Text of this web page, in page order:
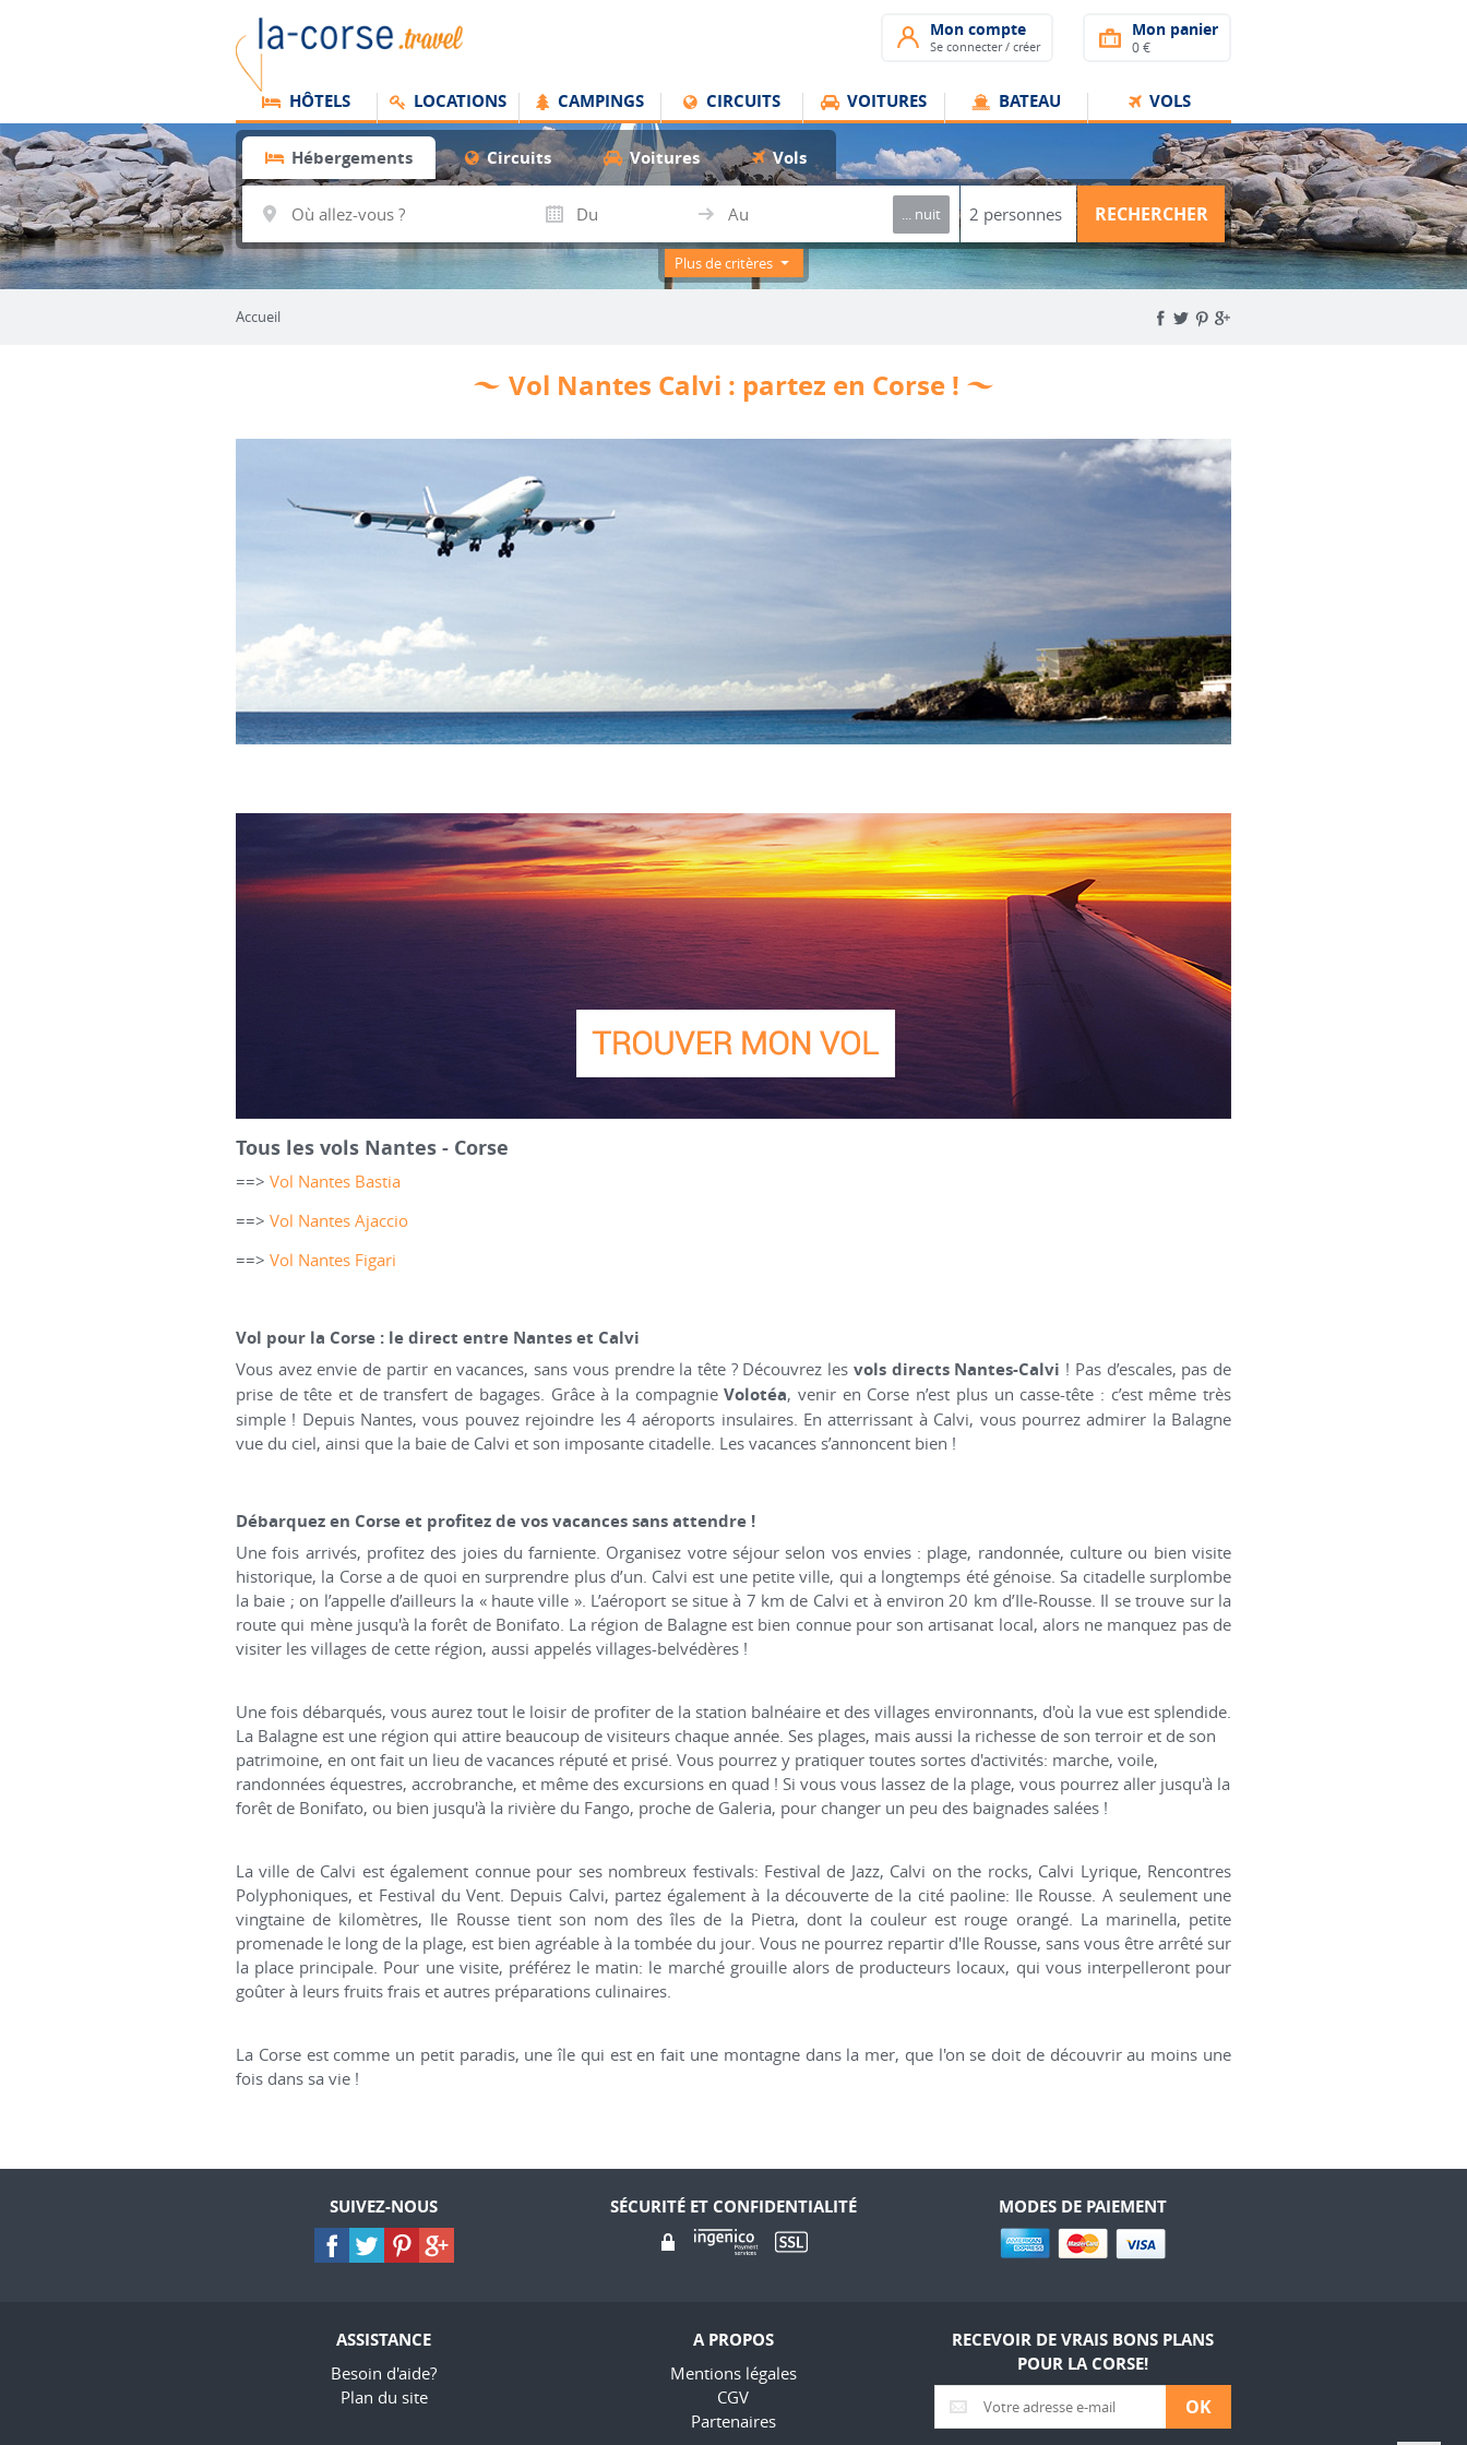
Mon compte
Se connecter / créer
Mon panier
0 €
HÔTELS LOCATIONS CAMPINGS CIRCUITS VOITURES BATEAU VOLS
Hébergements Circuits Voitures Vols
... nuit RECHERCHER
Plus de critères
Accueil
Vol Nantes Calvi : partez en Corse !
Tous les vols Nantes - Corse
==> Vol Nantes Bastia
==> Vol Nantes Ajaccio
==> Vol Nantes Figari
Vol pour la Corse : le direct entre Nantes et Calvi
Vous avez envie de partir en vacances, sans vous prendre la tête ? Découvrez les vols directs Nantes-Calvi ! Pas d’escales, pas de
prise de tête et de transfert de bagages. Grâce à la compagnieVolotéa, venir en Corse n’est plus un casse-tête : c’est même très
simple ! Depuis Nantes, vous pouvez rejoindre les 4 aéroports insulaires. En atterrissant à Calvi, vous pourrez admirer la Balagne
vue du ciel, ainsi que la baie de Calvi et son imposante citadelle. Les vacances s’annoncent bien !
Débarquez en Corse et profitez de vos vacances sans attendre !
Une fois arrivés, profitez des joies du farniente. Organisez votre séjour selon vos envies : plage, randonnée, culture ou bien visite
historique, la Corse a de quoi en surprendre plus d’un. Calvi est une petite ville, qui a longtemps été génoise. Sa citadelle surplombe
la baie ; on l’appelle d’ailleurs la « haute ville ». L’aéroport se situe à 7 km de Calvi et à environ 20 km d’Ile-Rousse. Il se trouve sur la
route qui mène jusqu'à la forêt de Bonifato. La région de Balagne est bien connue pour son artisanat local, alors ne manquez pas de
visiter les villages de cette région, aussi appelés villages-belvédères !
Une fois débarqués, vous aurez tout le loisir de profiter de la station balnéaire et des villages environnants, d'où la vue est splendide.
La Balagne est une région qui attire beaucoup de visiteurs chaque année. Ses plages, mais aussi la richesse de son terroir et de son
patrimoine, en ont fait un lieu de vacances réputé et prisé. Vous pourrez y pratiquer toutes sortes d'activités: marche, voile,
randonnées équestres, accrobranche, et même des excursions en quad ! Si vous vous lassez de la plage, vous pourrez aller jusqu'à la
forêt de Bonifato, ou bien jusqu'à la rivière du Fango, proche de Galeria, pour changer un peu des baignades salées !
La ville de Calvi est également connue pour ses nombreux festivals: Festival de Jazz, Calvi on the rocks, Calvi Lyrique, Rencontres
Polyphoniques, et Festival du Vent. Depuis Calvi, partez également à la découverte de la cité paoline: Ile Rousse. A seulement une
vingtaine de kilomètres, Ile Rousse tient son nom des îles de la Pietra, dont la couleur est rouge orangé. La marinella, petite
promenade le long de la plage, est bien agréable à la tombée du jour. Vous ne pourrez repartir d'Ile Rousse, sans vous être arrêté sur
la place principale. Pour une visite, préférez le matin: le marché grouille alors de producteurs locaux, qui vous interpelleront pour
goûter à leurs fruits frais et autres préparations culinaires.
La Corse est comme un petit paradis, une île qui est en fait une montagne dans la mer, que l'on se doit de découvrir au moins une
fois dans sa vie !
SUIVEZ-NOUS SÉCURITÉ ET CONFIDENTIALITÉ MODES DE PAIEMENT
ASSISTANCE
Besoin d'aide?
Plan du site
A PROPOS
Mentions légales
CGV
Partenaires
RECEVOIR DE VRAIS BONS PLANS
POUR LA CORSE!
OK